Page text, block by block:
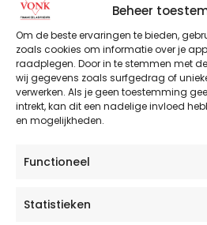
Beheer
Om de beste ervaringen te bieden,
zoals cookies om informatie over je
raadplegen. Door in te stemmen met
wij gegevens zoals surfgedrag of
verwerken. Als je geen toestemming
intrekt, kan dit een nadelige invloed
en mogelijkheden.
Functioneel
Statistieken